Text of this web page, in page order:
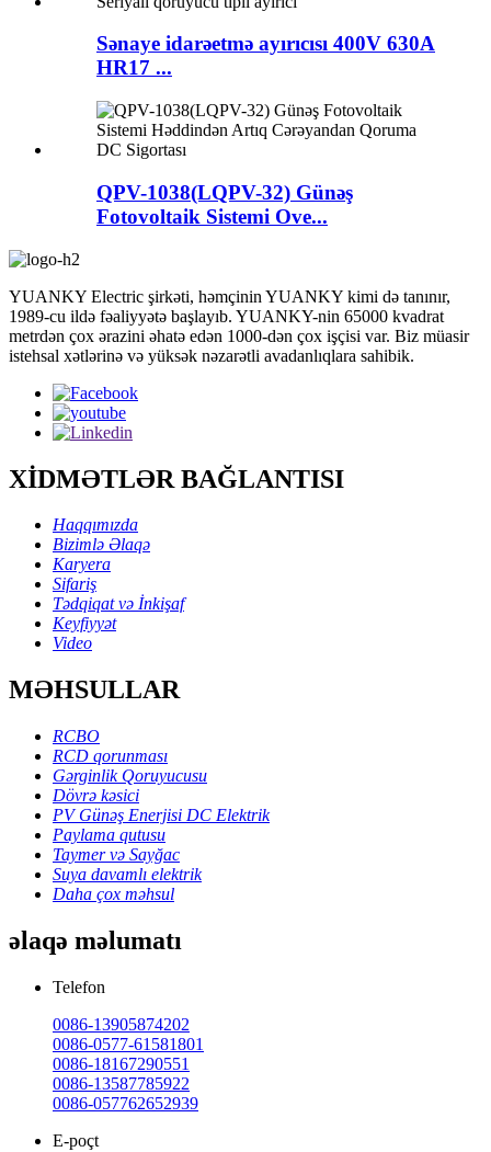
Sənaye idarəetmə ayırıcısı 400V 630A
HR17 ...
QPV-1038(LQPV-32) Günəş
Fotovoltaik Sistemi Ove...
YUANKY Electric şirkəti, həmçinin YUANKY kimi də tanınır,
1989-cu ildə fəaliyyətə başlayıb. YUANKY-nin 65000 kvadrat
metrdən çox ərazini əhatə edən 1000-dən çox işçisi var. Biz müasir
istehsal xətlərinə və yüksək nəzarətli avadanlıqlara sahibik.
XİDMƏTLƏR BAĞLANTISI
Haqqımızda
Bizimlə Əlaqə
Karyera
Sifariş
Tədqiqat və İnkişaf
Keyfiyyət
Video
MƏHSULLAR
RCBO
RCD qorunması
Gərginlik Qoruyucusu
Dövrə kəsici
PV Günəş Enerjisi DC Elektrik
Paylama qutusu
Taymer və Sayğac
Suya davamlı elektrik
Daha çox məhsul
əlaqə məlumatı
Telefon
0086-13905874202
0086-0577-61581801
0086-18167290551
0086-13587785922
0086-057762652939
E-poçt